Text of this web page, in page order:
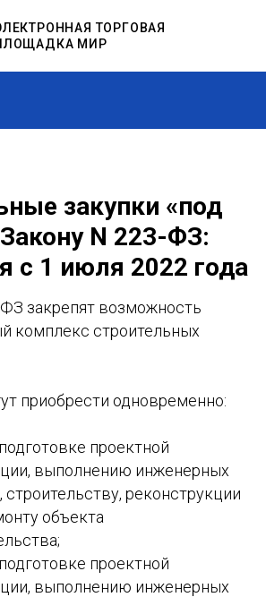
ТОРГОВАЯ
МИР
закупки «под
N 223-ФЗ:
с 1 июля 2022 года
закрепят возможность
комплекс строительных
приобрести одновременно:
проектной
выполнению инженерных
строительству, реконструкции
объекта
проектной
выполнению инженерных